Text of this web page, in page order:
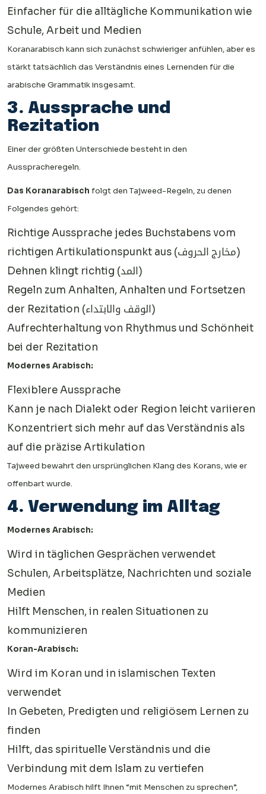
Einfacher für die alltägliche Kommunikation wie
Schule, Arbeit und Medien
Koranarabisch kann sich zunächst schwieriger anfühlen, aber es
stärkt tatsächlich das Verständnis eines Lernenden für die
arabische Grammatik insgesamt.
3. Aussprache und
Rezitation
Einer der größten Unterschiede besteht in den
Ausspracheregeln.
Das Koranarabisch folgt den Tajweed-Regeln, zu denen
Folgendes gehört:
Richtige Aussprache jedes Buchstabens vom
richtigen Artikulationspunkt aus (مخارج الحروف)
Dehnen klingt richtig (المد)
Regeln zum Anhalten, Anhalten und Fortsetzen
der Rezitation (الوقف والابتداء)
Aufrechterhaltung von Rhythmus und Schönheit
bei der Rezitation
Modernes Arabisch:
Flexiblere Aussprache
Kann je nach Dialekt oder Region leicht variieren
Konzentriert sich mehr auf das Verständnis als
auf die präzise Artikulation
Tajweed bewahrt den ursprünglichen Klang des Korans, wie er
offenbart wurde.
4. Verwendung im Alltag
Modernes Arabisch:
Wird in täglichen Gesprächen verwendet
Schulen, Arbeitsplätze, Nachrichten und soziale
Medien
Hilft Menschen, in realen Situationen zu
kommunizieren
Koran-Arabisch:
Wird im Koran und in islamischen Texten
verwendet
In Gebeten, Predigten und religiösem Lernen zu
finden
Hilft, das spirituelle Verständnis und die
Verbindung mit dem Islam zu vertiefen
Modernes Arabisch hilft Ihnen “mit Menschen zu sprechen”,